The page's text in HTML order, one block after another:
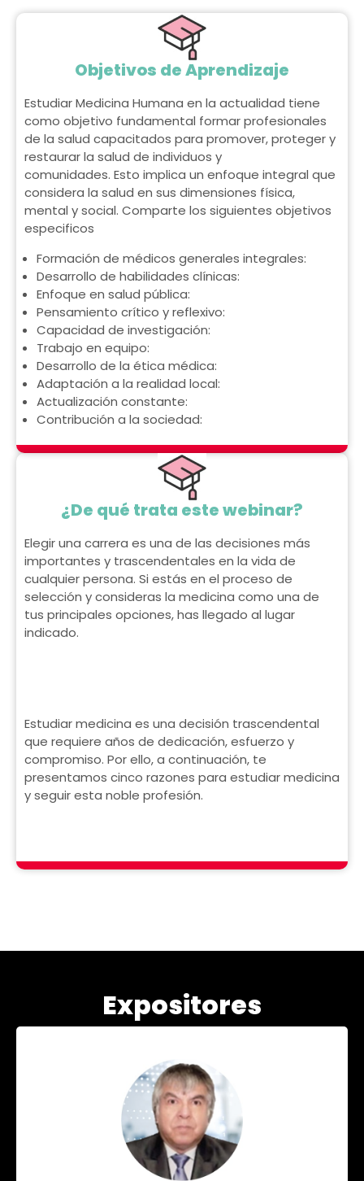
Objetivos de Aprendizaje
Estudiar Medicina Humana en la actualidad tiene
como objetivo fundamental formar profesionales
de la salud capacitados para promover, proteger y
restaurar la salud de individuos y
comunidades. Esto implica un enfoque integral que
considera la salud en sus dimensiones física,
mental y social. Comparte los siguientes objetivos
especificos
Formación de médicos generales integrales:
Desarrollo de habilidades clínicas:
Enfoque en salud pública:
Pensamiento crítico y reflexivo:
Capacidad de investigación:
Trabajo en equipo:
Desarrollo de la ética médica:
Adaptación a la realidad local:
Actualización constante:
Contribución a la sociedad:
¿De qué trata este webinar?
Elegir una carrera es una de las decisiones más
importantes y trascendentales en la vida de
cualquier persona. Si estás en el proceso de
selección y consideras la medicina como una de
tus principales opciones, has llegado al lugar
indicado.
Estudiar medicina es una decisión trascendental
que requiere años de dedicación, esfuerzo y
compromiso. Por ello, a continuación, te
presentamos cinco razones para estudiar medicina
y seguir esta noble profesión.
Expositores